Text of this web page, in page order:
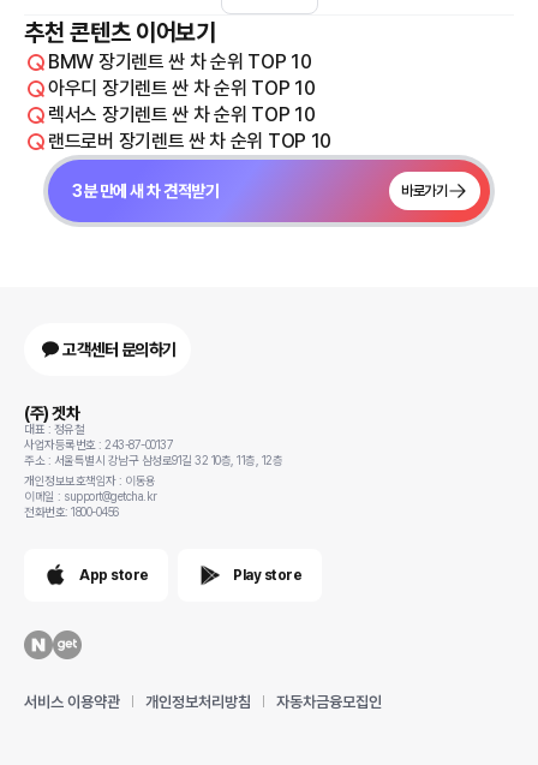
추천 콘텐츠 이어보기
BMW 장기렌트 싼 차 순위 TOP 10
아우디 장기렌트 싼 차 순위 TOP 10
렉서스 장기렌트 싼 차 순위 TOP 10
랜드로버 장기렌트 싼 차 순위 TOP 10
3분 만에 새 차 견적받기 바로가기
고객센터 문의하기
(주) 겟차
대표 : 정유철
사업자등록번호 : 243-87-00137
주소 : 서울특별시 강남구 삼성로91길 32 10층, 11층, 12층
개인정보보호책임자 : 이동용
이메일 : support@getcha.kr
전화번호: 1800-0456
App store Play store
서비스 이용약관 개인정보처리방침 자동차금융모집인